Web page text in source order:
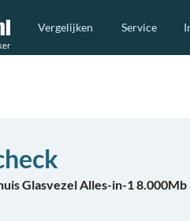
Vergelijken Service
Glasvezel Alles-in-1 8.000Mb